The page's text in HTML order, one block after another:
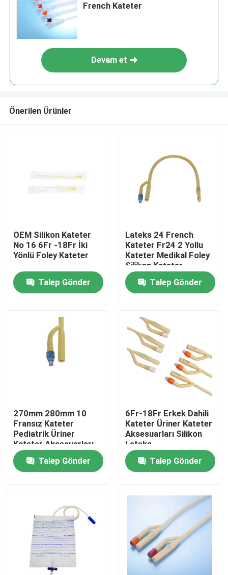
Ana sayfa
Hakkımızda
Kalite kontrol
Bize ulaşın
Teklif isteği
Tıbbi Silikon Kauçuk
Tıbbi Kauçuk Tıpa
Kauçuk Şırınga Pistonu
French Kateter
Devam et
Önerilen Ürünler
OEM Silikon Kateter
No 16 6Fr -18Fr İki
Yönlü Foley Kateter
Talep Gönder
Lateks 24 French
Kateter Fr24 2 Yollu
Kateter Medikal Foley
Silikon Kateter
Talep Gönder
270mm 280mm 10
Fransız Kateter
Pediatrik Üriner
Kateter Aksesuarları
Fr10
Talep Gönder
6Fr-18Fr Erkek Dahili
Kateter Üriner Kateter
Aksesuarları Silikon
Lateks
Talep Gönder